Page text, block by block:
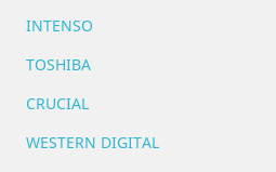
INTENSO
TOSHIBA
CRUCIAL
WESTERN DIGITAL